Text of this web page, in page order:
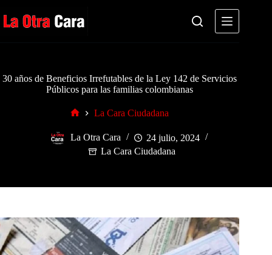
al
contenido
30 años de Beneficios Irrefutables de la Ley 142 de Servicios
Públicos para las familias colombianas
La Cara Ciudadana
La Otra Cara
24 julio, 2024
La Cara Ciudadana